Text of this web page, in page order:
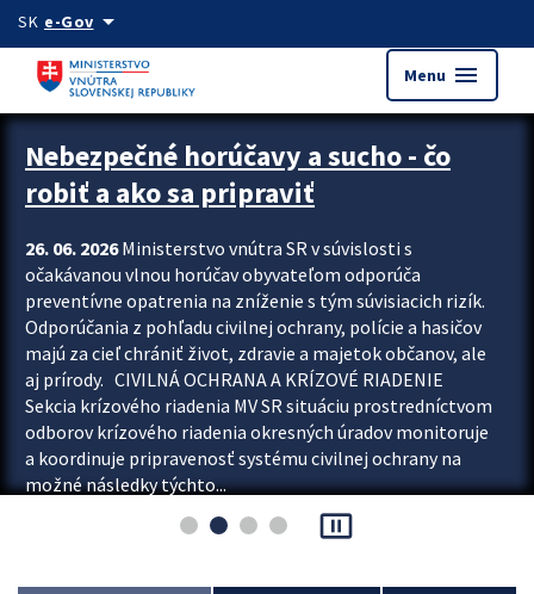
Preskocit na hlavný obsah
SK e-Govarrow_drop_down
Menu menu
Zastavit automatický posun upútavok
Nebezpečné horúčavy a sucho - čo
robiť a ako sa pripraviť
26. 06. 2026Ministerstvo vnútra SR v súvislosti s
očakávanou vlnou horúčav obyvateľom odporúča
preventívne opatrenia na zníženie s tým súvisiacich rizík.
Odporúčania z pohľadu civilnej ochrany, polície a hasičov
majú za cieľ chrániť život, zdravie a majetok občanov, ale
aj prírody. CIVILNÁ OCHRANA A KRÍZOVÉ RIADENIE
Sekcia krízového riadenia MV SR situáciu prostredníctvom
odborov krízového riadenia okresných úradov monitoruje
a koordinuje pripravenosť systému civilnej ochrany na
možné následky týchto...
pause_presentation